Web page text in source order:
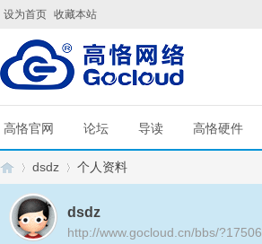
设为首页 收藏本站
高恪官网 论坛 导读 高恪硬件
dsdz 个人资料
dsdz
http://www.gocloud.cn/bbs/?17506